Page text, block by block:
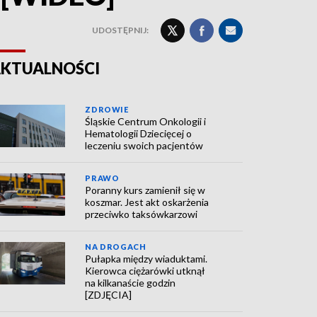
UDOSTĘPNIJ:
ZDROWIE
Śląskie Centrum Onkologii i
Hematologii Dziecięcej o
leczeniu swoich pacjentów
PRAWO
Poranny kurs zamienił się w
koszmar. Jest akt oskarżenia
przeciwko taksówkarzowi
NA DROGACH
Pułapka między wiaduktami.
Kierowca ciężarówki utknął
na kilkanaście godzin
[ZDJĘCIA]